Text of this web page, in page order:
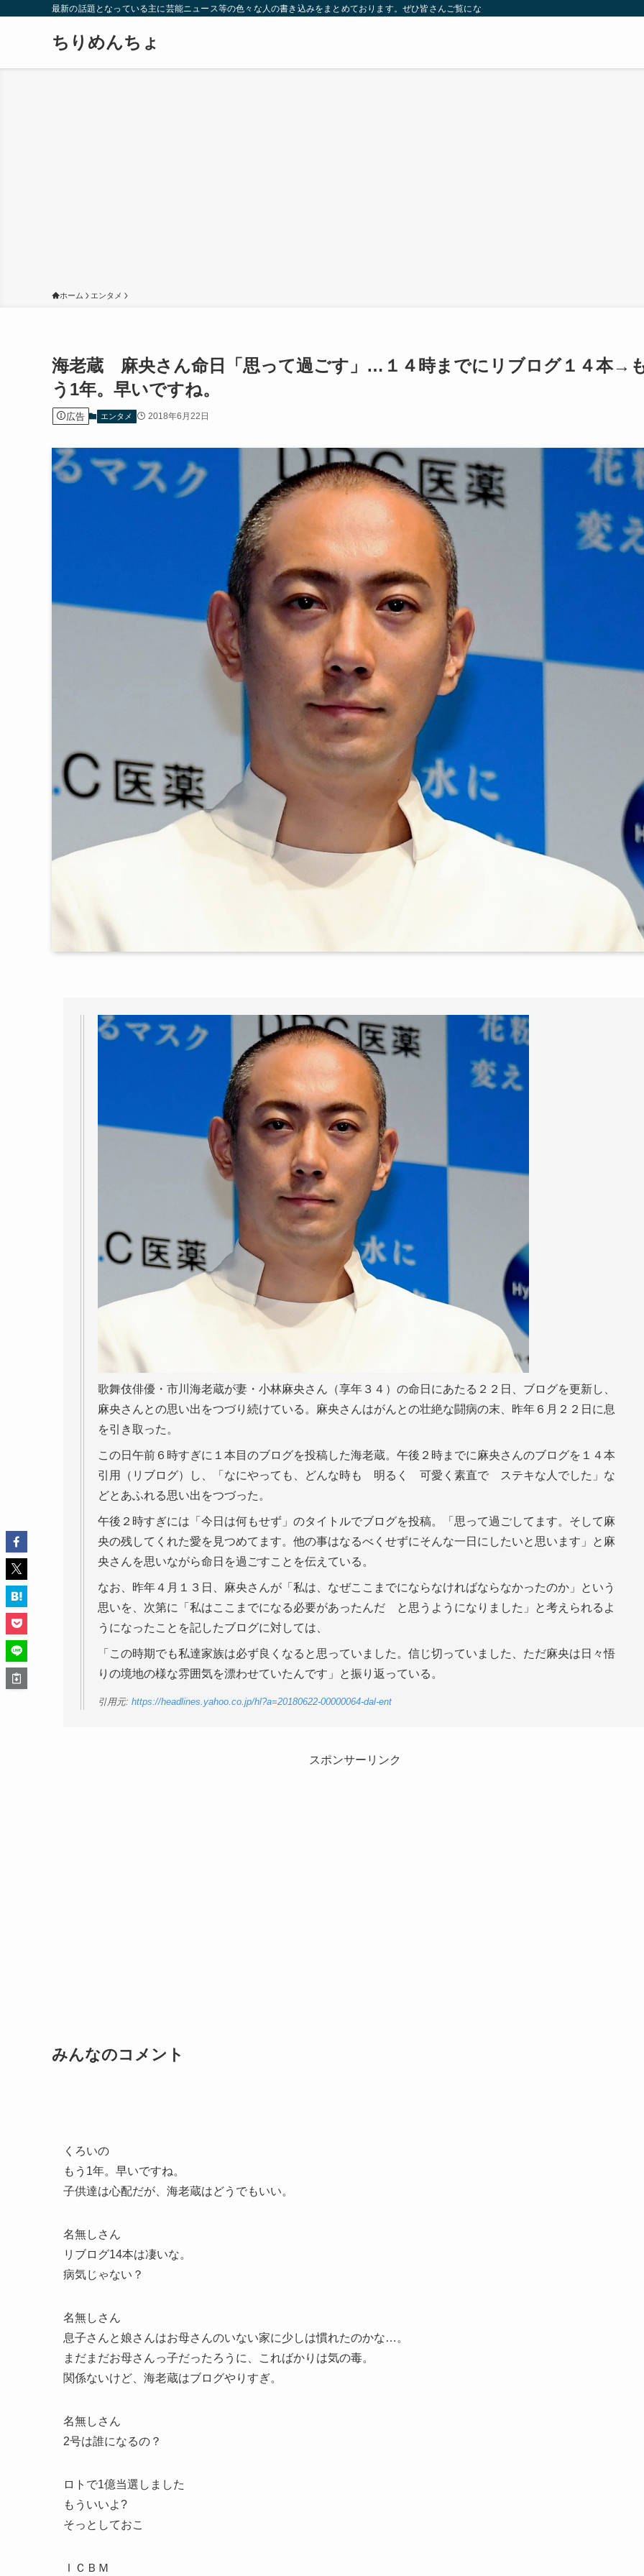
最新の話題となっている主に芸能ニュース等の色々な人の書き込みをまとめております。ぜひ皆さんご覧になっていってください。
ちりめんちょ
ホーム エンタメ
海老蔵 麻央さん命日「思って過ごす」…１４時までにリブログ１４本→
う1年。早いですね。
広告 エンタメ 2018年6月22日
歌舞伎俳優・市川海老蔵が妻・小林麻央さん（享年３４）の命日にあたる２２日、ブログを更新し、
麻央さんとの思い出をつづり続けている。麻央さんはがんとの壮絶な闘病の末、昨年６月２２日に息
を引き取った。
この日午前６時すぎに１本目のブログを投稿した海老蔵。午後２時までに麻央さんのブログを１４本
引用（リブログ）し、「なにやっても、どんな時も 明るく 可愛く素直で ステキな人でした」な
どとあふれる思い出をつづった。
午後２時すぎには「今日は何もせず」のタイトルでブログを投稿。「思って過ごしてます。そして麻
央の残してくれた愛を見つめてます。他の事はなるべくせずにそんな一日にしたいと思います」と麻
央さんを思いながら命日を過ごすことを伝えている。
なお、昨年４月１３日、麻央さんが「私は、なぜここまでにならなければならなかったのか」という
思いを、次第に「私はここまでになる必要があったんだ と思うようになりました」と考えられるよ
うになったことを記したブログに対しては、
「この時期でも私達家族は必ず良くなると思っていました。信じ切っていました、ただ麻央は日々悟
りの境地の様な雰囲気を漂わせていたんです」と振り返っている。
引用元: https://headlines.yahoo.co.jp/hl?a=20180622-00000064-dal-ent
スポンサーリンク
みんなのコメント
くろいの
もう1年。早いですね。
子供達は心配だが、海老蔵はどうでもいい。
名無しさん
リブログ14本は凄いな。
病気じゃない？
名無しさん
息子さんと娘さんはお母さんのいない家に少しは慣れたのかな…。
まだまだお母さんっ子だったろうに、こればかりは気の毒。
関係ないけど、海老蔵はブログやりすぎ。
名無しさん
2号は誰になるの？
ロトで1億当選しました
もういいよ?
そっとしておこ
ＩＣＢＭ